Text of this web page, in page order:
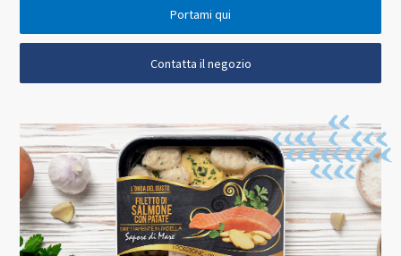
Portami qui
Contatta il negozio